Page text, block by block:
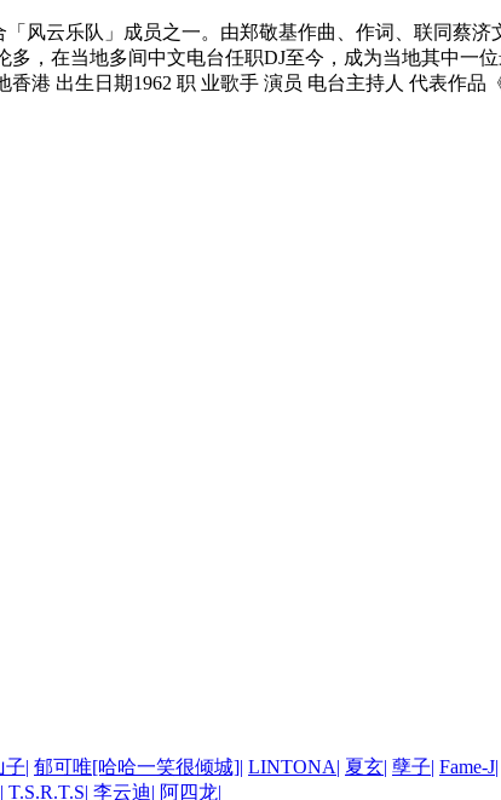
风云乐队」成员之一。由郑敬基作曲、作词、联同蔡济
，在当地多间中文电台任职DJ至今，成为当地其中一
港 出生日期1962 职 业歌手 演员 电台主持人 代表作品
子| 郁可唯[哈哈一笑很倾城]| LINTONA| 夏玄| 孽子| Fame-J|
| T.S.R.T.S| 李云迪| 阿四龙|